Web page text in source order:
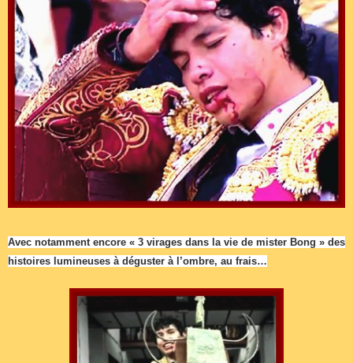
Avec notamment encore « 3 virages dans la vie de mister Bong » des
histoires lumineuses à déguster à l’ombre, au frais…